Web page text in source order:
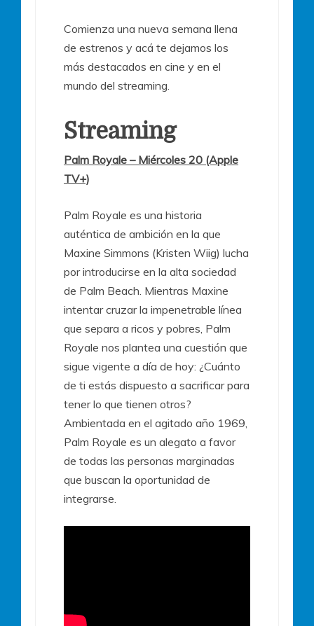
Comienza una nueva semana llena
de estrenos y acá te dejamos los
más destacados en cine y en el
mundo del streaming.
Streaming
Palm Royale – Miércoles 20 (Apple
TV+)
Palm Royale es una historia
auténtica de ambición en la que
Maxine Simmons (Kristen Wiig) lucha
por introducirse en la alta sociedad
de Palm Beach. Mientras Maxine
intentar cruzar la impenetrable línea
que separa a ricos y pobres, Palm
Royale nos plantea una cuestión que
sigue vigente a día de hoy: ¿Cuánto
de ti estás dispuesto a sacrificar para
tener lo que tienen otros?
Ambientada en el agitado año 1969,
Palm Royale es un alegato a favor
de todas las personas marginadas
que buscan la oportunidad de
integrarse.